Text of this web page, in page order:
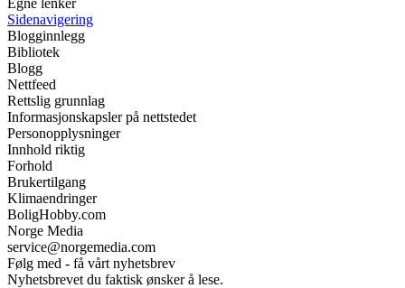
Sidenavigering
Blogginnlegg
Bibliotek
Blogg
Nettfeed
Rettslig grunnlag
Informasjonskapsler på nettstedet
Personopplysninger
Innhold riktig
Forhold
Brukertilgang
Klimaendringer
BoligHobby.com
Norge Media
service@norgemedia.com
Følg med - få vårt nyhetsbrev
Nyhetsbrevet du faktisk ønsker å lese.